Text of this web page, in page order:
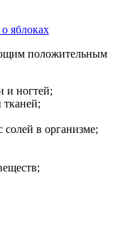
яблоках
положительным
и ногтей;
тканей;
в организме;